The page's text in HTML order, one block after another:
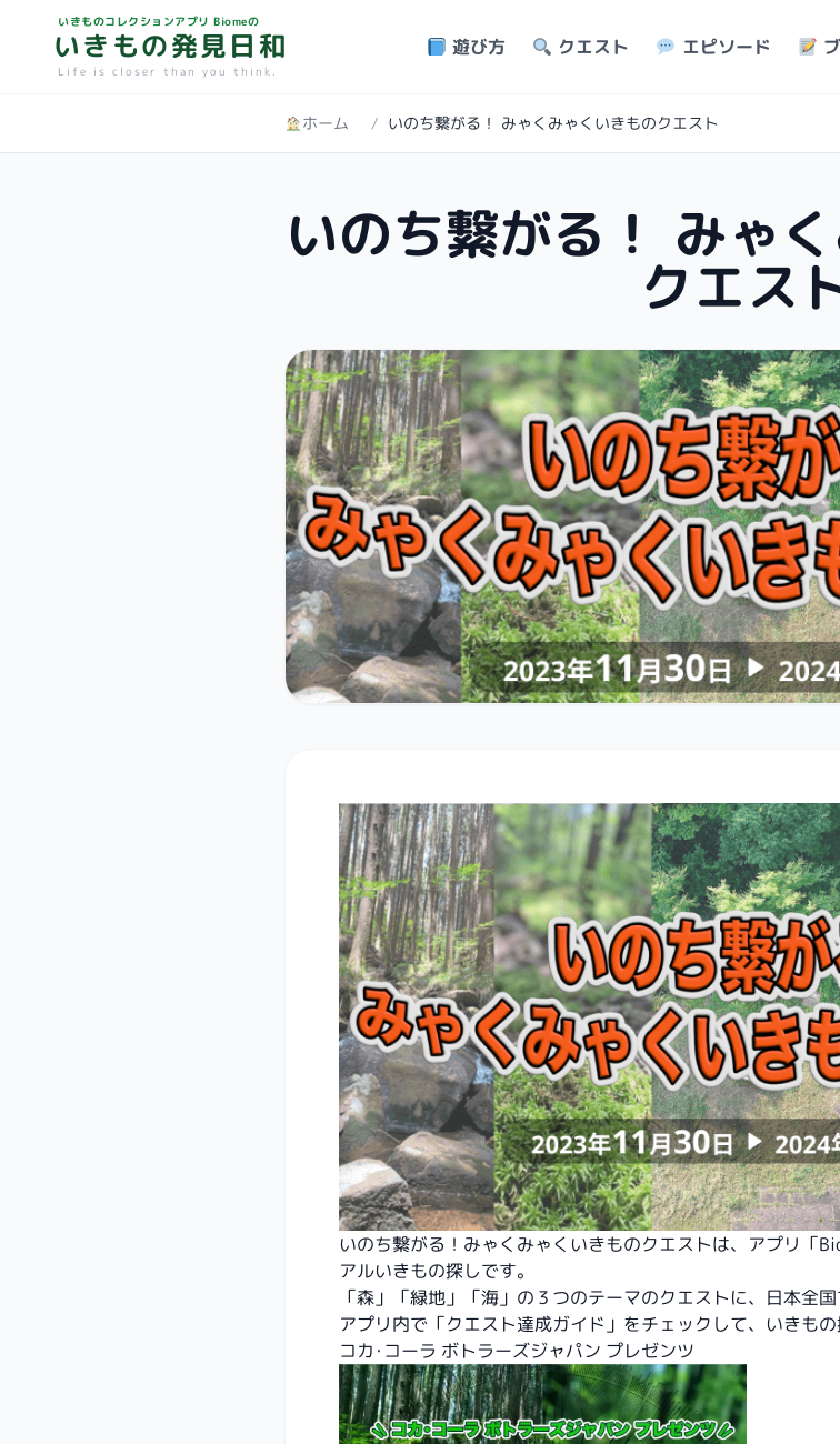
いきものコレクションアプリ Biomeの
いきもの発見日和
Life is closer than you think.
遊び方 クエスト エピソード
ホーム / いのち繋がる！ みゃくみゃくいきものクエスト
いのち繋がる！ みゃ
クエス
いのち繋がる！みゃくみゃくいきものクエストは、アプリ「
アルいきもの探しです。
「森」「緑地」「海」の３つのテーマのクエストに、日本全
アプリ内で「クエスト達成ガイド」をチェックして、いきもの
コカ･コーラ ボトラーズジャパン プレゼンツ